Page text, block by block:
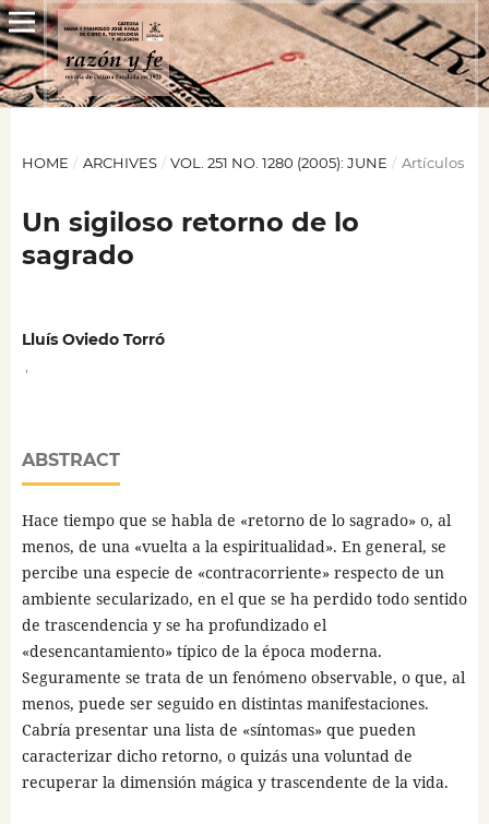
HOME / ARCHIVES / VOL. 251 NO. 1280 (2005): JUNE / Artículos
Un sigiloso retorno de lo
sagrado
Lluís Oviedo Torró
ABSTRACT
Hace tiempo que se habla de «retorno de lo sagrado» o, al
menos, de una «vuelta a la espiritualidad». En general, se
percibe una especie de «contracorriente» respecto de un
ambiente secularizado, en el que se ha perdido todo sentido
de trascendencia y se ha profundizado el
«desencantamiento» típico de la época moderna.
Seguramente se trata de un fenómeno observable, o que, al
menos, puede ser seguido en distintas manifestaciones.
Cabría presentar una lista de «síntomas» que pueden
caracterizar dicho retorno, o quizás una voluntad de
recuperar la dimensión mágica y trascendente de la vida.